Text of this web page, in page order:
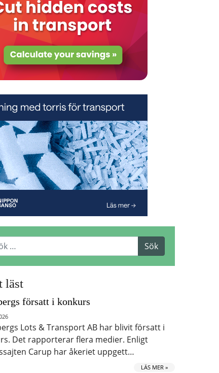
läst
försatt i konkurs
Lots & Transport AB har blivit försatt i
Det rapporterar flera medier. Enligt
Carup har åkeriet uppgett…
LÄS MER »